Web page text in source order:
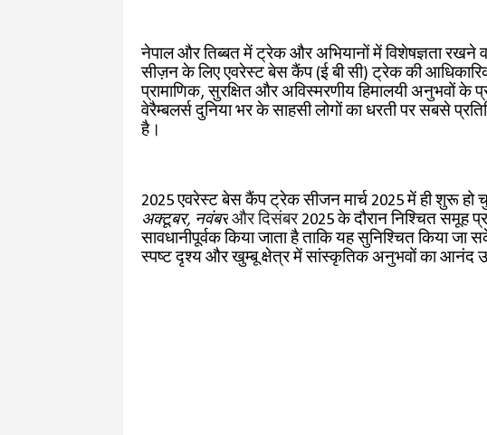
नेपाल और तिब्बत में ट्रेक और अभियानों में विशेषज्ञता रखने
सीज़न के लिए एवरेस्ट बेस कैंप (ई बी सी) ट्रेक की
प्रामाणिक, सुरक्षित और अविस्मरणीय हिमालयी अनुभवों के
वेरैम्बलर्स दुनिया भर के साहसी लोगों का धरती पर सबसे
है।
2025 एवरेस्ट बेस कैंप ट्रेक सीजन मार्च 2025 में ही शुरू हो
अक्टूबर, नवंबर और दिसंबर 2025 के दौरान निश्चित समूह
सावधानीपूर्वक किया जाता है ताकि यह सुनिश्चित किया
स्पष्ट दृश्य और खुम्बू क्षेत्र में सांस्कृतिक अनुभवों का आनंद